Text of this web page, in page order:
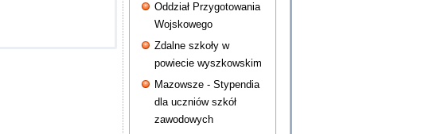
Oddział Przygotowania
Wojskowego
Zdalne szkoły w
powiecie wyszkowskim
Mazowsze - Stypendia
dla uczniów szkół
zawodowych